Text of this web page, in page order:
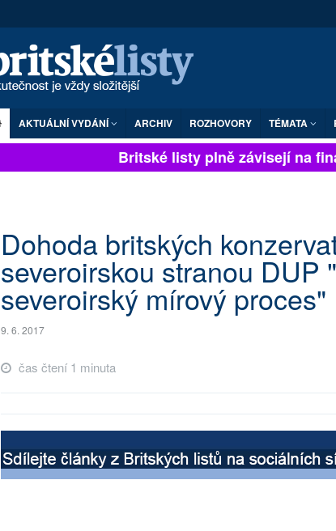
AKTUÁLNÍ VYDÁNÍ ARCHIV ROZHOVORY TÉMATA
Britské listy plně závisejí na
Dohoda britských
severoirskou stranou DUP
severoirský mírový proces"
9. 6. 2017
čas čtení 1 minuta